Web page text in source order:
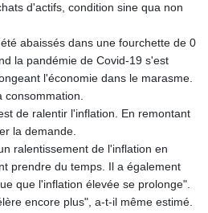
INR 109.88556
IRR
1584001.909458
ISK 142.401223
JEP 0.855822
JMD 182.968915
JOD 0.81682
JPY 182.476764
KES 149.050765
KGS 100.753239
KHR 4682.906821
d'actifs, condition sine qua non
abaissés dans une fourchette de 0
la pandémie de Covid-19 s'est
l'économie dans le marasme.
de ralentir l'inflation. En remontant
la demande.
ralentissement de l'inflation en
prendre du temps. Il a également
que l'inflation élevée se prolonge".
encore plus", a-t-il même estimé.